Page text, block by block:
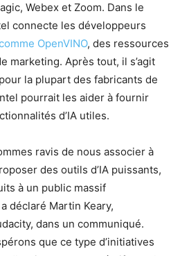
Webex et Zoom. Dans le
connecte les développeurs
OpenVINO, des ressources
marketing. Après tout, il s’agit
la plupart des fabricants de
pourrait les aider à fournir
d’IA utiles.
ravis de nous associer à
des outils d’IA puissants,
à un public massif
déclaré Martin Keary,
dans un communiqué.
que ce type d’initiatives